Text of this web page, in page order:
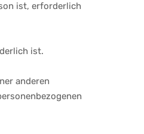
ist, erforderlich
ist.
anderen